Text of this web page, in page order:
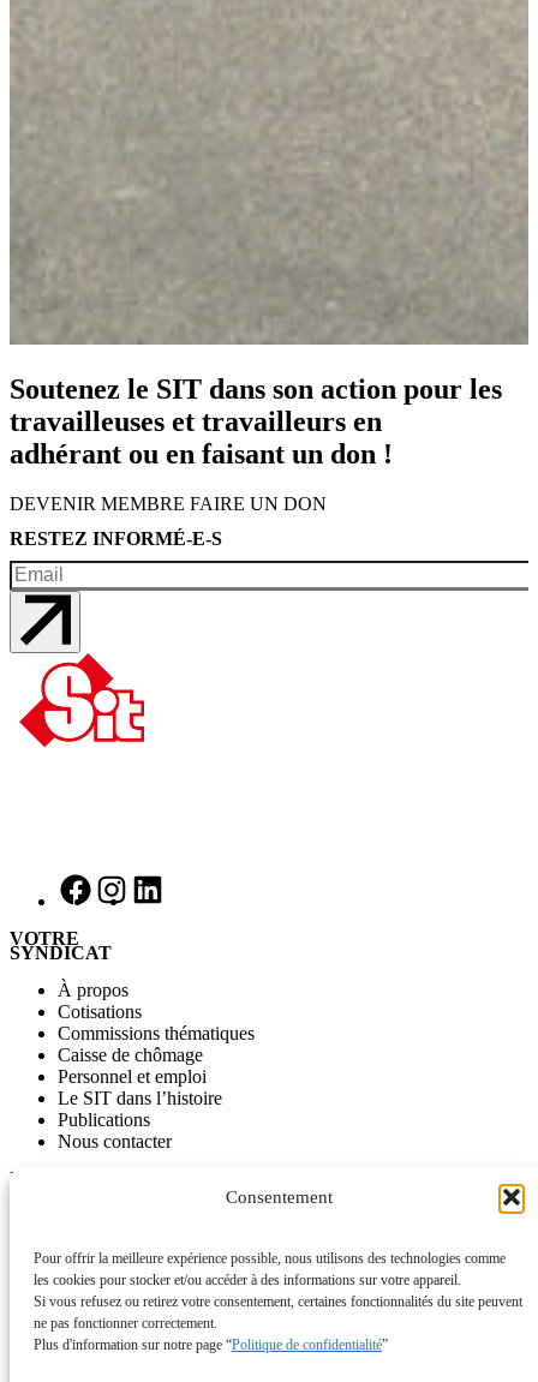
Consentement
Pour offrir la meilleure expérience possible, nous utilisons des technologies comme
les cookies pour stocker et/ou accéder à des informations sur votre appareil.
Si vous refusez ou retirez votre consentement, certaines fonctionnalités du site peuvent
ne pas fonctionner correctement.
Plus d'information sur notre page “Politique de confidentialité”
Soutenez le SIT dans son action pour les
travailleuses et travailleurs en
adhérant ou en faisant un don !
DEVENIR MEMBRE FAIRE UN DON
RESTEZ INFORMÉ-E-S
VOTRE
SYNDICAT
À propos
Cotisations
Commissions thématiques
Caisse de chômage
Personnel et emploi
Le SIT dans l’histoire
Publications
Nous contacter
INFORMATIONS
Nos vidéos
L’ancien site du SIT disponible comme archive
ACTUALITÉS
Campagnes